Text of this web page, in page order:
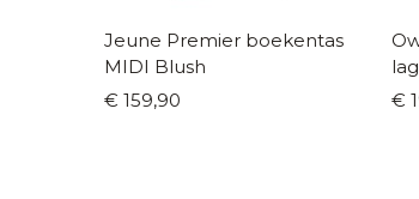
Jeune Premier boekentas
MIDI Blush
€ 159,90
€